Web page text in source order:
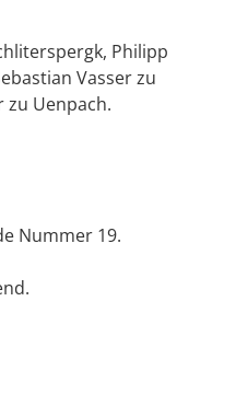
Philipp
Vasser zu
zu Uenpach.
Nummer 19.